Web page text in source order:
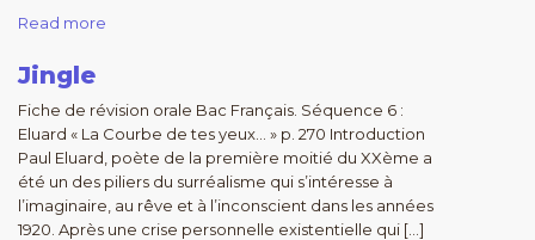
Read more
Jingle
Fiche de révision orale Bac Français. Séquence 6 :
Eluard « La Courbe de tes yeux… » p. 270 Introduction
Paul Eluard, poète de la première moitié du XXème a
été un des piliers du surréalisme qui s’intéresse à
l’imaginaire, au rêve et à l’inconscient dans les années
1920. Après une crise personnelle existentielle qui […]